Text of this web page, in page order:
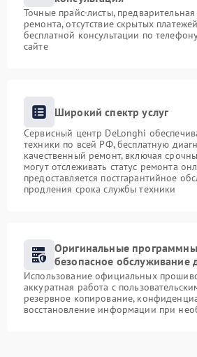
Точные прайс-листы,
ремонта, отсутствие скрытых
бесплатной консультации по
сайте
Широкий спектр услуг
Сервисный центр DeLonghi
техники по всей РФ, бесплатную
качественный ремонт, включая
могут отслеживать статус ремонта
предоставляется постгарантийное
продления срока службы техники
Оригинальные
безопасное обслуживание
Использование официальных
аккуратная работа с
резервное копирование,
восстановление информации при